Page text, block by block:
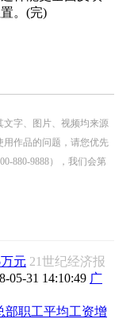
。(完)
字、图片、视频均来源
作品的问题，请您优先
880-9888），我们会第
元 21世纪经济报
05-31 14:10:49 广
部职工平均工资增